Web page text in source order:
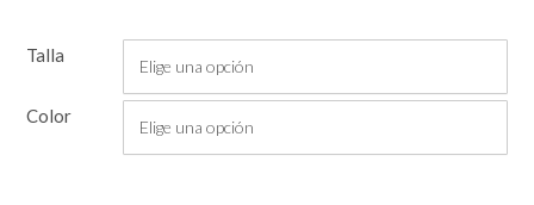
original
era:
€28,99.
actual
es:
€23,20.
Talla
Color